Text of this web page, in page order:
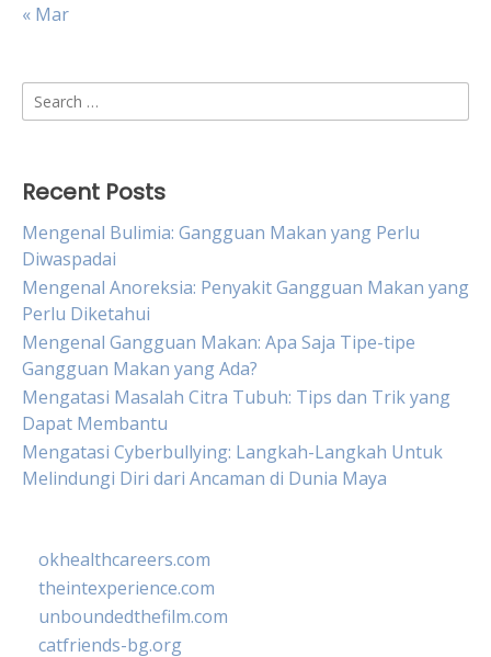
« Mar
Search
for:
Recent Posts
Mengenal Bulimia: Gangguan Makan yang Perlu
Diwaspadai
Mengenal Anoreksia: Penyakit Gangguan Makan yang
Perlu Diketahui
Mengenal Gangguan Makan: Apa Saja Tipe-tipe
Gangguan Makan yang Ada?
Mengatasi Masalah Citra Tubuh: Tips dan Trik yang
Dapat Membantu
Mengatasi Cyberbullying: Langkah-Langkah Untuk
Melindungi Diri dari Ancaman di Dunia Maya
okhealthcareers.com
theintexperience.com
unboundedthefilm.com
catfriends-bg.org